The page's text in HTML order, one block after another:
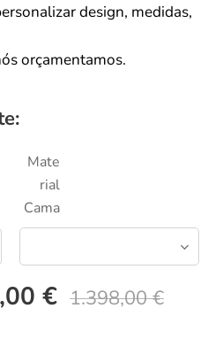
design, medidas,
orçamentamos.
Mate
rial
Cama
€ 1.398,00€